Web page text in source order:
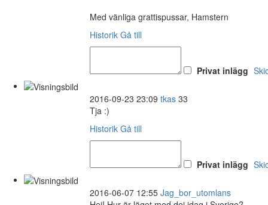
Med vänliga grattispussar, Hamstern
Historik Gå till
Privat inlägg
2016-09-23 23:09 tkas 33
Tja :)
Historik Gå till
Privat inlägg
2016-06-07 12:55 Jag_bor_utomlans